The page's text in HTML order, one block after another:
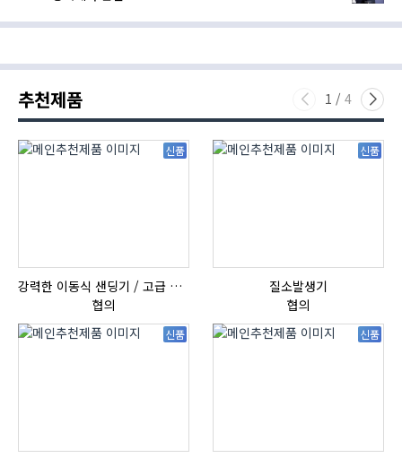
추천제품 1 / 4
신품
강력한 이동식 샌딩기 / 고급 이태리 IBIX샌드블라스터
협의
신품
질소발생기
협의
신품 신품